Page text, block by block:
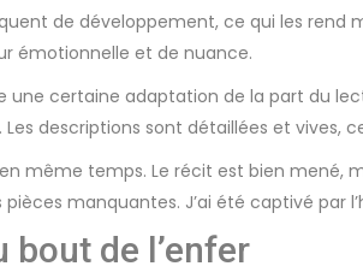
de développement, ce qui les rend
émotionnelle et de nuance.
une certaine adaptation de la part du
descriptions sont détaillées et vives,
même temps. Le récit est bien mené,
manquantes. J’ai été captivé par
bout de l’enfer